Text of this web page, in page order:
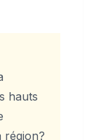
hauts
région?